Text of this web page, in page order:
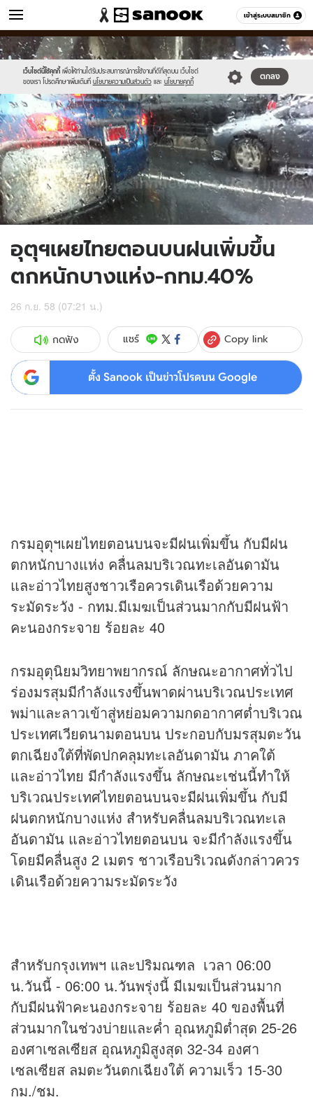
เข้าสู่ระบบสมาชิก
ข่าว หมวดอื่นๆ
เว็บไซต์นี้ใช้คุกกี้ เพื่อให้ท่านได้รับประสบการณ์การใช้งานที่ดีที่สุดบน เว็บไซต์
ของเรา โปรดศึกษาเพิ่มเติมที่ นโยบายความเป็นส่วนตัว และ นโยบายคุกกี้
ตกลง
Sanook
//s.isanook.com/sr/0/images/logo-
new-
sanook.png
600
60
//s.isanook.com/ns/0/ud/374/1872090/648412-
01.jpg
อุตุฯเผยไทยตอนบนฝนเพิ่มขึ้น
ตกหนักบางแห่ง-กทม.40%
26 ก.ย. 58 (07:21 น.)
กดฟัง แชร์ Copy link
ตั้ง Sanook เป็นข่าวโปรดบน Google
กรมอุตุฯเผยไทยตอนบนจะมีฝนเพิ่มขึ้น กับมีฝน
ตกหนักบางแห่ง คลื่นลมบริเวณทะเลอันดามัน
และอ่าวไทยสูงชาวเรือควรเดินเรือด้วยความ
ระมัดระวัง - กทม.มีเมฆเป็นส่วนมากกับมีฝนฟ้า
คะนองกระจาย ร้อยละ 40
กรมอุตุนิยมวิทยาพยากรณ์ ลักษณะอากาศทั่วไป
ร่องมรสุมมีกำลังแรงขึ้นพาดผ่านบริเวณประเทศ
พม่าและลาวเข้าสู่หย่อมความกดอากาศต่ำบริเวณ
ประเทศเวียดนามตอนบน ประกอบกับมรสุมตะวัน
ตกเฉียงใต้ที่พัดปกคลุมทะเลอันดามัน ภาคใต้
และอ่าวไทย มีกำลังแรงขึ้น ลักษณะเช่นนี้ทำให้
บริเวณประเทศไทยตอนบนจะมีฝนเพิ่มขึ้น กับมี
ฝนตกหนักบางแห่ง สำหรับคลื่นลมบริเวณทะเล
อันดามัน และอ่าวไทยตอนบน จะมีกำลังแรงขึ้น
โดยมีคลื่นสูง 2 เมตร ชาวเรือบริเวณดังกล่าวควร
เดินเรือด้วยความระมัดระวัง
สำหรับกรุงเทพฯ และปริมณฑล เวลา 06:00
น.วันนี้ - 06:00 น.วันพรุ่งนี้ มีเมฆเป็นส่วนมาก
กับมีฝนฟ้าคะนองกระจาย ร้อยละ 40 ของพื้นที่
ส่วนมากในช่วงบ่ายและค่ำ อุณหภูมิต่ำสุด 25-26
องศาเซลเซียส อุณหภูมิสูงสุด 32-34 องศา
เซลเซียส ลมตะวันตกเฉียงใต้ ความเร็ว 15-30
กม./ชม.